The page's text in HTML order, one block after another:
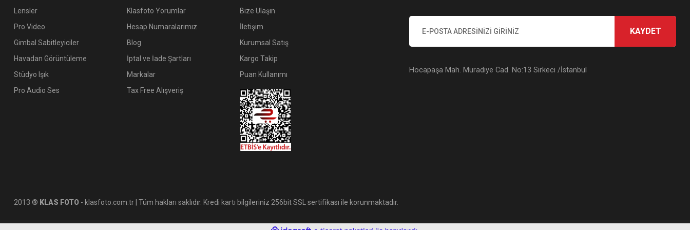
Lensler
Pro Video
Gimbal Sabitleyiciler
Havadan Görüntüleme
Stüdyo Işık
Pro Audio Ses
Klasfoto Yorumlar
Hesap Numaralarımız
Blog
İptal ve İade Şartları
Markalar
Tax Free Alışveriş
Bize Ulaşın
İletişim
Kurumsal Satış
Kargo Takip
Puan Kullanımı
KAYDET
Hocapaşa Mah. Muradiye Cad. No:13 Sirkeci /İstanbul
2013 ® KLAS FOTO - klasfoto.com.tr | Tüm hakları saklıdır. Kredi kartı bilgileriniz 256bit SSL sertifikası ile korunmaktadır.